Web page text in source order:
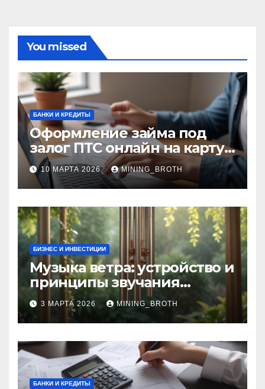
You missed
БАНКИ И КРЕДИТЫ
Оформление займа под
залог ПТС онлайн на карту
без визита в офис: порядок,
требования и документы
10 МАРТА 2026 MINING_BROTH
БИЗНЕС И ИНВЕСТИЦИИ
Музыка ветра: устройство и
принципы звучания
колокольчиков
3 МАРТА 2026 MINING_BROTH
БАНКИ И КРЕДИТЫ